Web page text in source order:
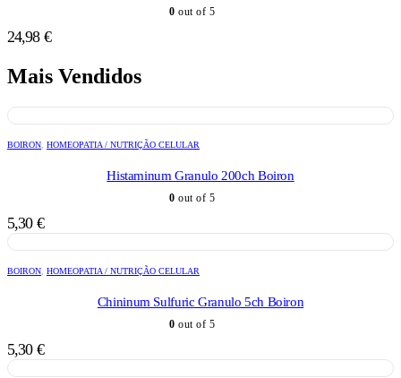
0 out of 5
24,98 €
Mais Vendidos
BOIRON HOMEOPATIA / NUTRIÇÃO CELULAR
Histaminum Granulo 200ch Boiron
0 out of 5
5,30 €
BOIRON HOMEOPATIA / NUTRIÇÃO CELULAR
Chininum Sulfuric Granulo 5ch Boiron
0 out of 5
5,30 €